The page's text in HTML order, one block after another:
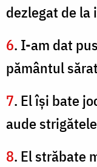
dezlegat de la
6. I-am dat
pământul
7. El îşi bate
aude
8. El străbate